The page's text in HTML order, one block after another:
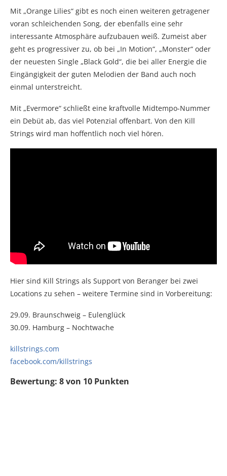
Mit „Orange Lilies“ gibt es noch einen weiteren getragener
voran schleichenden Song, der ebenfalls eine sehr
interessante Atmosphäre aufzubauen weiß. Zumeist aber
geht es progressiver zu, ob bei „In Motion“, „Monster“ oder
der neuesten Single „Black Gold“, die bei aller Energie die
Eingängigkeit der guten Melodien der Band auch noch
einmal unterstreicht.
Mit „Evermore“ schließt eine kraftvolle Midtempo-Nummer
ein Debüt ab, das viel Potenzial offenbart. Von den Kill
Strings wird man hoffentlich noch viel hören.
Hier sind Kill Strings als Support von Beranger bei zwei
Locations zu sehen – weitere Termine sind in Vorbereitung:
29.09. Braunschweig – Eulenglück
30.09. Hamburg – Nochtwache
killstrings.com
facebook.com/killstrings
Bewertung: 8 von 10 Punkten